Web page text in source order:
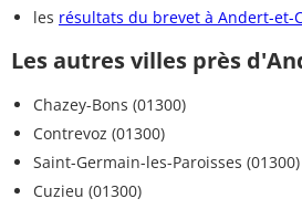
les résultats du brevet à Andert-et-
Les autres villes près
Chazey-Bons (01300)
Contrevoz (01300)
Saint-Germain-les-Paroisses (01300)
Cuzieu (01300)